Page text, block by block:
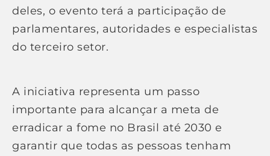
deles, o evento terá a participação de
parlamentares, autoridades e especialistas
do terceiro setor.
A iniciativa representa um passo
importante para alcançar a meta de
erradicar a fome no Brasil até 2030 e
garantir que todas as pessoas tenham